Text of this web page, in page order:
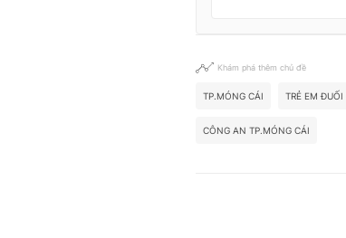
Khám phá thêm chủ đề
TP.MÓNG CÁI TRẺ EM
CÔNG AN TP.MÓNG CÁI